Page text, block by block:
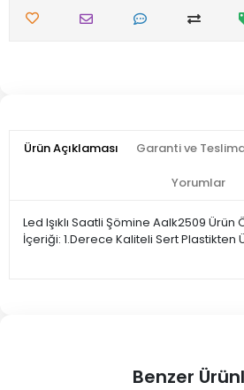
Ürün Açıklaması Garanti ve
Yorumlar
Led Işıklı Saatli Şömine Aalk2509 Ürün
İçeriği: 1.Derece Kaliteli Sert Plastikten
Benzer